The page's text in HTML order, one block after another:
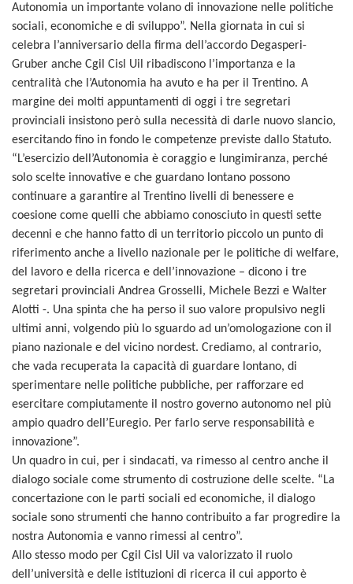
Autonomia un importante volano di innovazione nelle politiche
sociali, economiche e di sviluppo”. Nella giornata in cui si
celebra l’anniversario della firma dell’accordo Degasperi-
Gruber anche Cgil Cisl Uil ribadiscono l’importanza e la
centralità che l’Autonomia ha avuto e ha per il Trentino. A
margine dei molti appuntamenti di oggi i tre segretari
provinciali insistono però sulla necessità di darle nuovo slancio,
esercitando fino in fondo le competenze previste dallo Statuto.
“L’esercizio dell’Autonomia è coraggio e lungimiranza, perché
solo scelte innovative e che guardano lontano possono
continuare a garantire al Trentino livelli di benessere e
coesione come quelli che abbiamo conosciuto in questi sette
decenni e che hanno fatto di un territorio piccolo un punto di
riferimento anche a livello nazionale per le politiche di welfare,
del lavoro e della ricerca e dell’innovazione – dicono i tre
segretari provinciali Andrea Grosselli, Michele Bezzi e Walter
Alotti -. Una spinta che ha perso il suo valore propulsivo negli
ultimi anni, volgendo più lo sguardo ad un’omologazione con il
piano nazionale e del vicino nordest. Crediamo, al contrario,
che vada recuperata la capacità di guardare lontano, di
sperimentare nelle politiche pubbliche, per rafforzare ed
esercitare compiutamente il nostro governo autonomo nel più
ampio quadro dell’Euregio. Per farlo serve responsabilità e
innovazione”.
Un quadro in cui, per i sindacati, va rimesso al centro anche il
dialogo sociale come strumento di costruzione delle scelte. “La
concertazione con le parti sociali ed economiche, il dialogo
sociale sono strumenti che hanno contribuito a far progredire la
nostra Autonomia e vanno rimessi al centro”.
Allo stesso modo per Cgil Cisl Uil va valorizzato il ruolo
dell’università e delle istituzioni di ricerca il cui apporto è